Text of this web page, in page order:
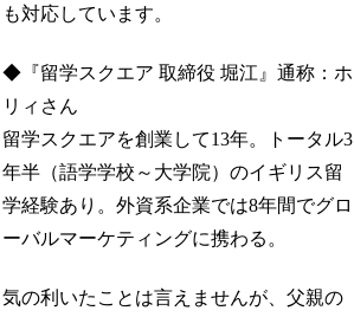
も対応しています。
◆『留学スクエア 取締役 堀江』通称：ホ
リィさん
留学スクエアを創業して13年。トータル3
年半（語学学校～大学院）のイギリス留
学経験あり。外資系企業では8年間でグロ
ーバルマーケティングに携わる。
気の利いたことは言えませんが、父親の